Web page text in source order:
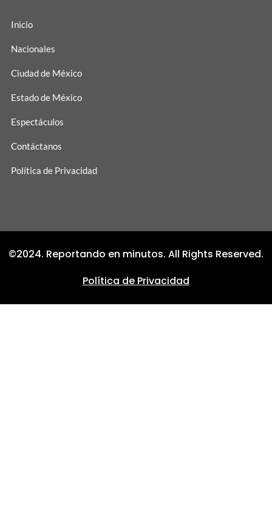
Inicio
Nacionales
Ciudad de México
Estado de México
Espectáculos
Contáctanos
Política de Privacidad
©2024. Reportando en minutos. All Rights Reserved.
Política de Privacidad